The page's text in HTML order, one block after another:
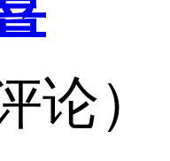
论）